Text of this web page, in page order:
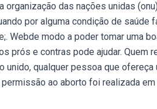
organização das nações unidas
por alguma condição de
Webde modo a poder tomar uma
prós e contras pode ajudar. Quem
unido, qualquer pessoa que
ao aborto foi realizada